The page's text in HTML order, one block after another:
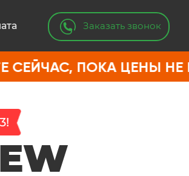
Заказать звонок
ПОКА ЦЕНЫ НЕ